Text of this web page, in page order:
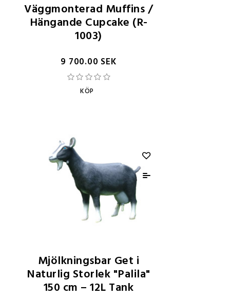
Väggmonterad Muffins /
Hängande Cupcake (R-
1003)
9 700.00 SEK
KÖP
Mjölkningsbar Get i
Naturlig Storlek "Palila"
150 cm – 12L Tank